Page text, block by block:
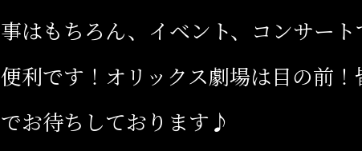
事はもちろん、イベント、コンサー
便利です！オリックス劇場は目の前
でお待ちしております♪